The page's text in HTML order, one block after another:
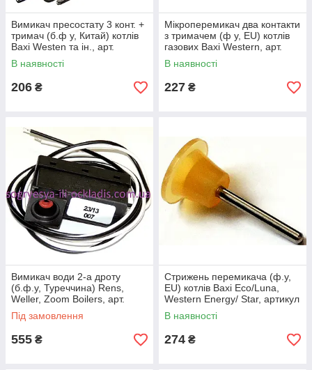
Вимикач пресостату 3 конт. +
тримач (б.ф у, Китай) котлів
Baxi Westen та ін., арт.
PE12K, к.з. 0068/2
В наявності
206 ₴
Мікроперемикач два контакти
з тримачем (ф у, EU) котлів
газових Baxi Western, арт.
5625770, к.з. 0068/3
В наявності
227 ₴
Вимикач води 2-а дроту
(б.ф.у, Туреччина) Rens,
Weller, Zoom Boilers, арт.
PE13K, к.з. 0081/2
Під замовлення
555 ₴
Стрижень перемикача (ф.у,
EU) котлів Baxi Eco/Luna,
Western Energy/ Star, артикул
5630260, к.з. 0336
В наявності
274 ₴